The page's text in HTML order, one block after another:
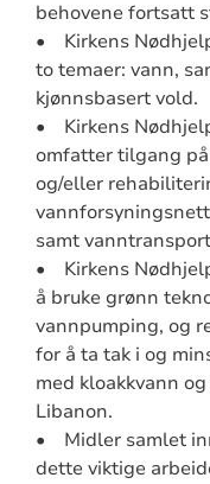
behovene fortsatt
• Kirkens
to temaer: vann,
kjønnsbasert vold.
• Kirkens
omfatter tilgang
og/eller
samt
• Kirkens
å bruke grønn
vannpumping, og
for å ta tak i og
med kloakkvann
Libanon.
• Midler samlet
dette viktige